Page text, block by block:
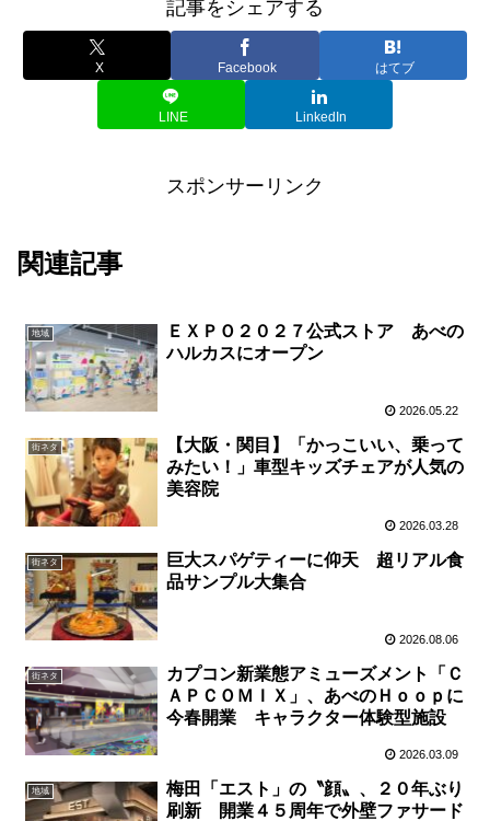
記事をシェアする
X Facebook はてブ
LINE LinkedIn
スポンサーリンク
関連記事
地域
ＥＸＰＯ２０２７公式ストア あべの
ハルカスにオープン
2026.05.22
街ネタ
【大阪・関目】「かっこいい、乗って
みたい！」車型キッズチェアが人気の
美容院
2026.03.28
街ネタ
巨大スパゲティーに仰天 超リアル食
品サンプル大集合
2026.08.06
街ネタ
カプコン新業態アミューズメント「Ｃ
ＡＰＣＯＭＩＸ」、あべのＨｏｏｐに
今春開業 キャラクター体験型施設
2026.03.09
地域
梅田「エスト」の〝顔〟、２０年ぶり
刷新 開業４５周年で外壁ファサード